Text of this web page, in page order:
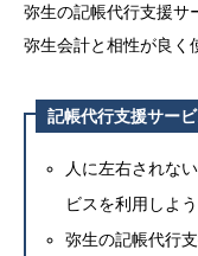
弥生の記帳代行支援サ
弥生会計と相性が良く
記帳代行支援サー
人に左右されな
ビスを利用しよう
弥生の記帳代行